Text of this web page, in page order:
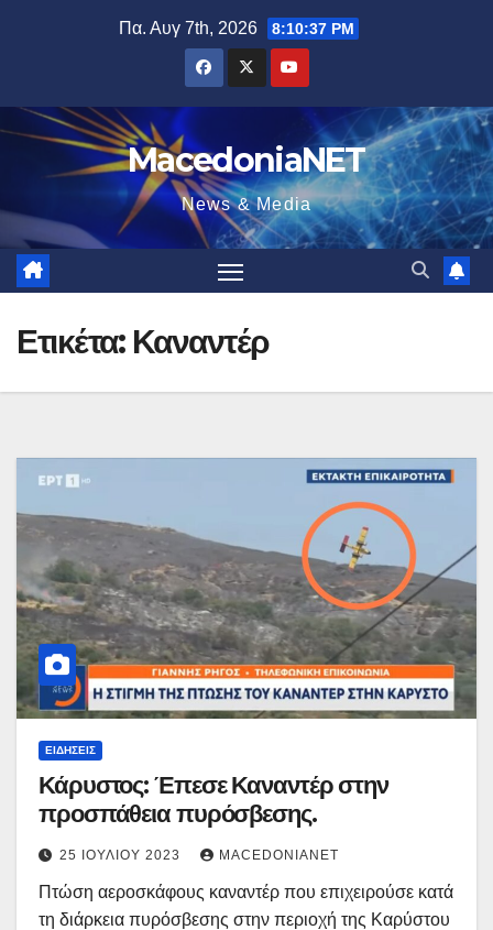
Πα. Αυγ 7th, 2026 8:10:38 PM
MacedoniaNET
News & Media
Ετικέτα: Καναντέρ
ΕΙΔΉΣΕΙΣ
Κάρυστος: Έπεσε Καναντέρ στην
προσπάθεια πυρόσβεσης.
25 ΙΟΥΛΊΟΥ 2023 MACEDONIANET
Πτώση αεροσκάφους καναντέρ που επιχειρούσε κατά
τη διάρκεια πυρόσβεσης στην περιοχή της Καρύστου